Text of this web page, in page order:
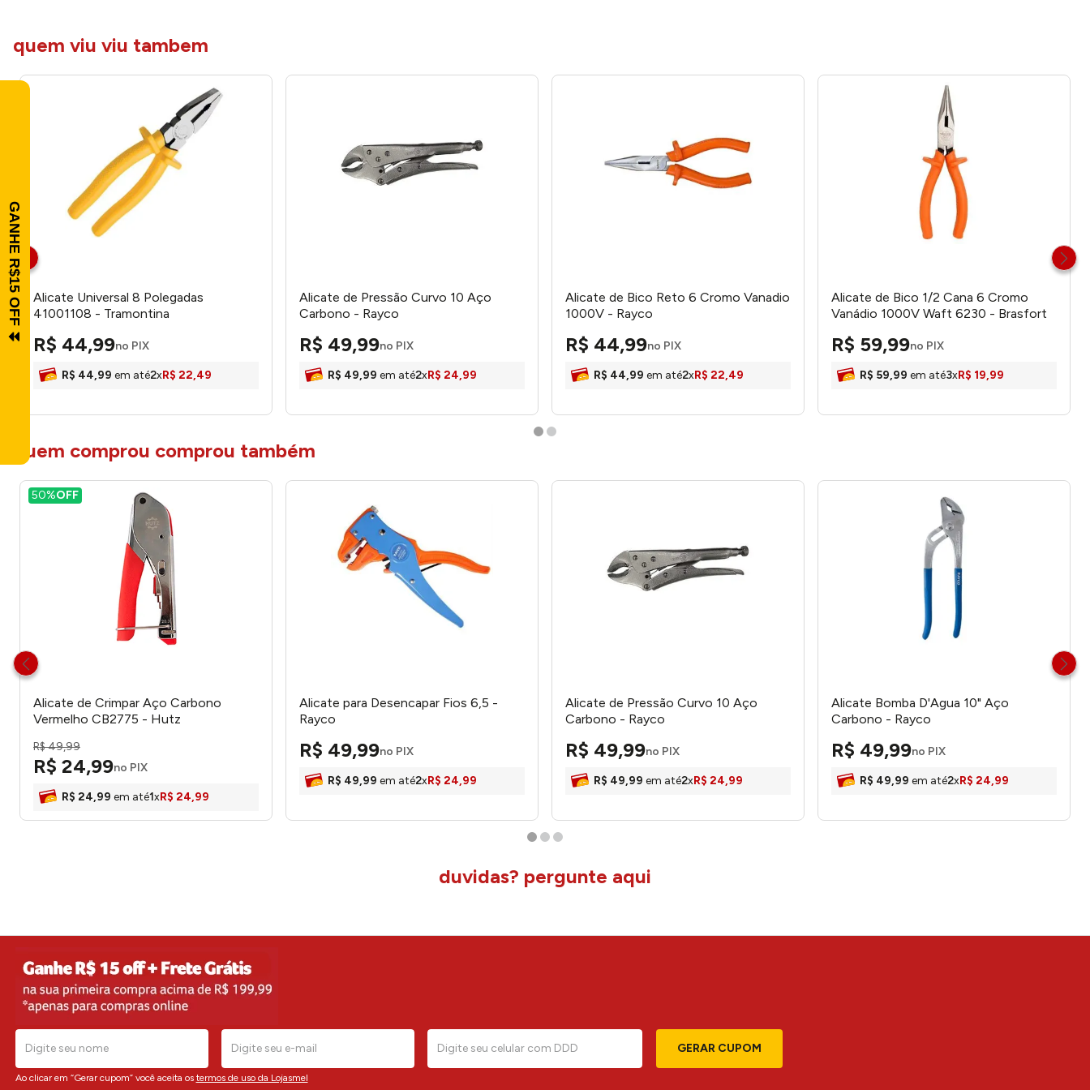
quem viu viu tambem
Alicate Universal 8 Polegadas
41001108 - Tramontina
R$ 44,99no PIX
R$ 44,99 em até2xR$ 22,49
Alicate de Pressão Curvo 10 Aço
Carbono - Rayco
R$ 49,99no PIX
R$ 49,99 em até2xR$ 24,99
Alicate de Bico Reto 6 Cromo Vanadio
1000V - Rayco
R$ 44,99no PIX
R$ 44,99 em até2xR$ 22,49
Alicate de Bico 1/2 Cana 6 Cromo
Vanádio 1000V Waft 6230 - Brasfort
R$ 59,99no PIX
R$ 59,99 em até3xR$ 19,99
quem comprou comprou também
50%OFF
Alicate de Crimpar Aço Carbono
Vermelho CB2775 - Hutz
R$49,99
R$ 24,99no PIX
R$ 24,99 em até1xR$ 24,99
Alicate para Desencapar Fios 6,5 -
Rayco
R$ 49,99no PIX
R$ 49,99 em até2xR$ 24,99
Alicate de Pressão Curvo 10 Aço
Carbono - Rayco
R$ 49,99no PIX
R$ 49,99 em até2xR$ 24,99
Alicate Bomba D'Agua 10" Aço
Carbono - Rayco
R$ 49,99no PIX
R$ 49,99 em até2xR$ 24,99
duvidas? pergunte aqui
GERAR CUPOM
Ao clicar em “Gerar cupom” você aceita os termos de uso da Lojasmel